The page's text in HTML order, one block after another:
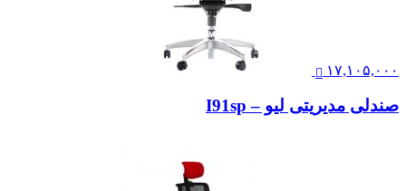
۱۷,۱۰۵,۰۰۰
صندلی مدیریتی لیو – I91sp